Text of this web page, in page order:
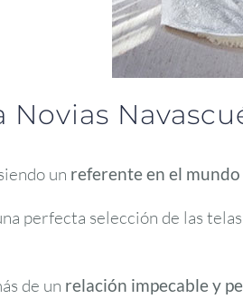
un referente en el mundo
perfecta selección de las
de un relación impecable y